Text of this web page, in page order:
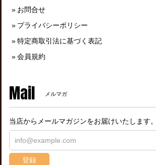
お問合せ
プライバシーポリシー
特定商取引法に基づく表記
会員規約
Mail メルマガ
当店からメールマガジンをお届けいたします。
登録